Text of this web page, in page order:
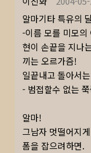
알마기타 특유의
-이름 모를 미모의
현이 손끝을 지나
끼는 오르가즘!
일끝내고 돌아서
- 범접할수 없는
알마!
그남자 멋떨어지
폼을 잡으려하면.